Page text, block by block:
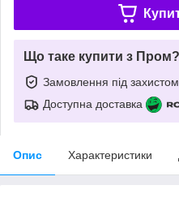
Що таке купити з Пром?
Замовлення під захистом
Доступна доставка
Опис Характеристики